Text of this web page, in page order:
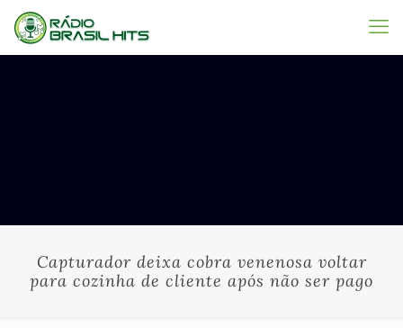
Capturador deixa cobra venenosa voltar
para cozinha de cliente após não ser pago